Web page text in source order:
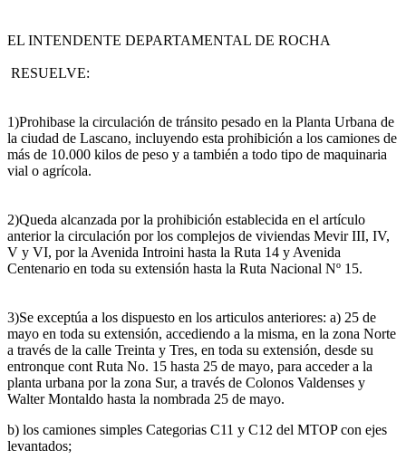
EL INTENDENTE DEPARTAMENTAL DE ROCHA
RESUELVE:
1)Prohibase la circulación de tránsito pesado en la Planta Urbana de
la ciudad de Lascano, incluyendo esta prohibición a los camiones de
más de 10.000 kilos de peso y a también a todo tipo de maquinaria
vial o agrícola.
2)Queda alcanzada por la prohibición establecida en el artículo
anterior la circulación por los complejos de viviendas Mevir III, IV,
V y VI, por la Avenida Introini hasta la Ruta 14 y Avenida
Centenario en toda su extensión hasta la Ruta Nacional Nº 15.
3)Se exceptúa a los dispuesto en los articulos anteriores: a) 25 de
mayo en toda su extensión, accediendo a la misma, en la zona Norte
a través de la calle Treinta y Tres, en toda su extensión, desde su
entronque cont Ruta No. 15 hasta 25 de mayo, para acceder a la
planta urbana por la zona Sur, a través de Colonos Valdenses y
Walter Montaldo hasta la nombrada 25 de mayo.
b) los camiones simples Categorias C11 y C12 del MTOP con ejes
levantados;